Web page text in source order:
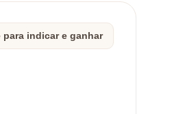
para indicar e ganhar